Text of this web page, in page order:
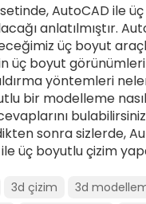
görünümler
Modelleme
AutoCAD ile
anlatılmıştır.
üç boyut
üç boyut görünümleri
yöntemleri
bir modelleme nasıl
sonra sizlerde,
üç boyutlu çizim
3d çizim
3d